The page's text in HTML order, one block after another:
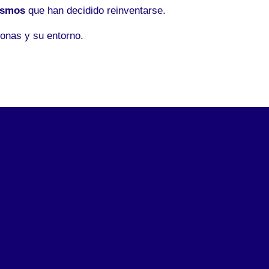
que han decidido reinventarse.
y su entorno.